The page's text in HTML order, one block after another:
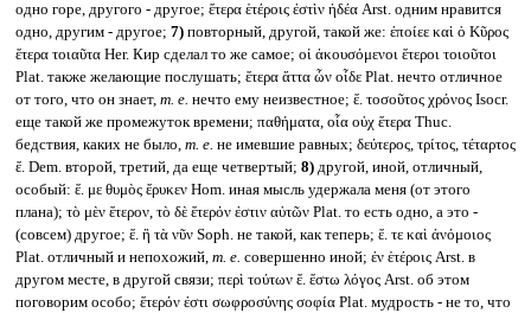
одно горе, другого - другое; ἕτερα ἑτέροις ἐστὶν ἡδέα Arst. одним нравится
одно, другим - другое; 7)повторный, другой, такой же: ἐποίεε καὶ ὁ Κῦρος
ἕτερα τοιαῦτα Her. Кир сделал то же самое; οἱ ἀκουσόμενοι ἕτεροι τοιοῦτοι
Plat. также желающие послушать; ἕτερα ἄττα ὧν οἶδε Plat. нечто отличное
от того, что он знает, т. е. нечто ему неизвестное; ἕ. τοσοῦτος χρόνος Isocr.
еще такой же промежуток времени; παθήματα, οἷα οὐχ ἕτερα Thuc.
бедствия, каких не было,т. е. не имевшие равных; δεύτερος, τρίτος, τέταρτος
ἕ. Dem. второй, третий, да еще четвертый; 8)другой, иной, отличный,
особый: ἕ. με θυμὸς ἔρυκεν Hom. иная мысль удержала меня (от этого
плана); τὸ μὲν ἕτερον, τὸ δὲ ἕτερόν ἐστιν αὐτῶν Plat. то есть одно, а это -
(совсем) другое; ἕ. ἢ τὰ νῦν Soph. не такой, как теперь; ἕ. τε καὶ ἀνόμοιος
Plat. отличный и непохожий, т. е. совершенно иной; ἐν ἑτέροις Arst. в
другом месте, в другой связи; περὶ τούτων ἕ. ἕστω λόγος Arst. об этом
поговорим особо; ἕτερόν ἐστι σωφροσύνης σοφία Plat. мудрость - не то, что